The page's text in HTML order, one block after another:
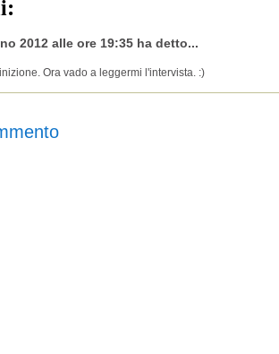
2012 alle ore 19:35 ha detto...
Ora vado a leggermi l'intervista. :)